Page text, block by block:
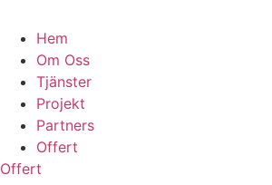
Hem
Om Oss
Tjänster
Projekt
Partners
Offert
Offert